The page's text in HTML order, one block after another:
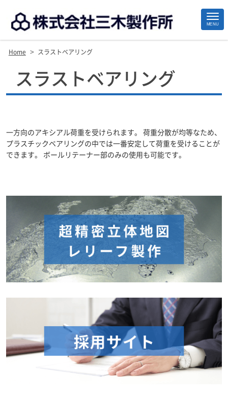
MENU
Home > スラストベアリング
スラストベアリング
一方向のアキシアル荷重を受けられます。 荷重分散が均等なため、
プラスチックベアリングの中では一番安定して荷重を受けることが
できます。 ボールリテーナー部のみの使用も可能です。
Site
Footer